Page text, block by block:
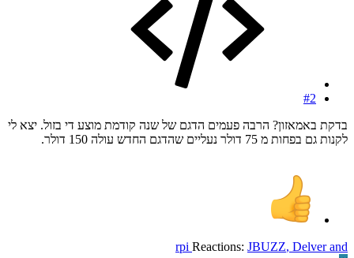
#2
בדקת באמאזון? הרבה פעמים הדגם של שנה קודמת מוצע די בזול. יצא לי
לקנות גם בפחות מ 75 דולר נעליים שהדגם החדש עולה 150 דולר.
Reactions: JBUZZ, Delverand
rpi